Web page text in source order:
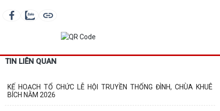
TIN LIÊN QUAN
KẾ HOẠCH TỔ CHỨC LỄ HỘI TRUYỀN THỐNG ĐÌNH, CHÙA KHUÊ
BÍCH NĂM 2026